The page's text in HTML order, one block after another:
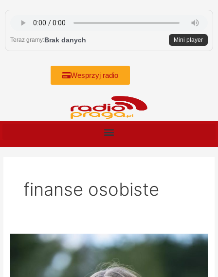
content
Teraz gramy:Brak danych Mini player
Wesprzyj radio
finanse osobiste